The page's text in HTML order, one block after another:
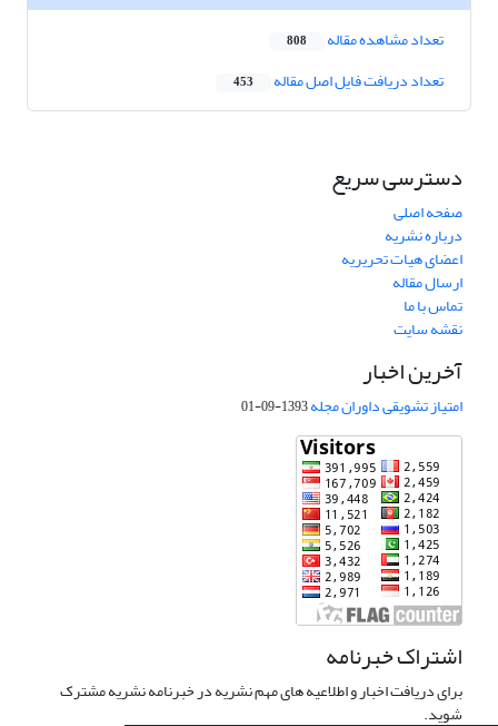
تعداد مشاهده مقاله 808
تعداد دریافت فایل اصل مقاله 453
دسترسی سریع
صفحه اصلی
درباره نشریه
اعضای هیات تحریریه
ارسال مقاله
تماس با ما
نقشه سایت
آخرین اخبار
امتیاز تشویقی داوران مجله1393-09-01
اشتراک خبرنامه
برای دریافت اخبار و اطلاعیه های مهم نشریه در خبرنامه نشریه مشترک
شوید.